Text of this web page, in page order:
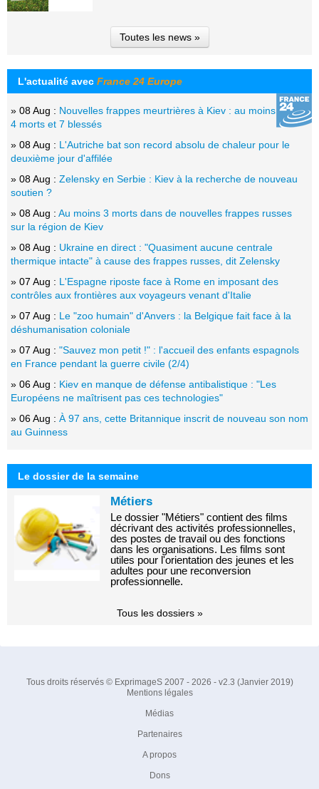
Toutes les news »
L'actualité avec France 24 Europe
» 08 Aug : Nouvelles frappes meurtrières à Kiev : au moins
4 morts et 7 blessés
» 08 Aug : L'Autriche bat son record absolu de chaleur pour le
deuxième jour d'affilée
» 08 Aug : Zelensky en Serbie : Kiev à la recherche de nouveau
soutien ?
» 08 Aug : Au moins 3 morts dans de nouvelles frappes russes
sur la région de Kiev
» 08 Aug : Ukraine en direct : "Quasiment aucune centrale
thermique intacte" à cause des frappes russes, dit Zelensky
» 07 Aug : L'Espagne riposte face à Rome en imposant des
contrôles aux frontières aux voyageurs venant d'Italie
» 07 Aug : Le "zoo humain" d'Anvers : la Belgique fait face à la
déshumanisation coloniale
» 07 Aug : "Sauvez mon petit !" : l'accueil des enfants espagnols
en France pendant la guerre civile (2/4)
» 06 Aug : Kiev en manque de défense antibalistique : "Les
Européens ne maîtrisent pas ces technologies"
» 06 Aug : À 97 ans, cette Britannique inscrit de nouveau son nom
au Guinness
Le dossier de la semaine
Métiers
Le dossier "Métiers" contient des films
décrivant des activités professionnelles,
des postes de travail ou des fonctions
dans les organisations. Les films sont
utiles pour l'orientation des jeunes et les
adultes pour une reconversion
professionnelle.
Tous les dossiers »
Tous droits réservés © ExprimageS 2007 - 2026 - v2.3 (Janvier 2019)
Mentions légales
Médias
Partenaires
A propos
Dons